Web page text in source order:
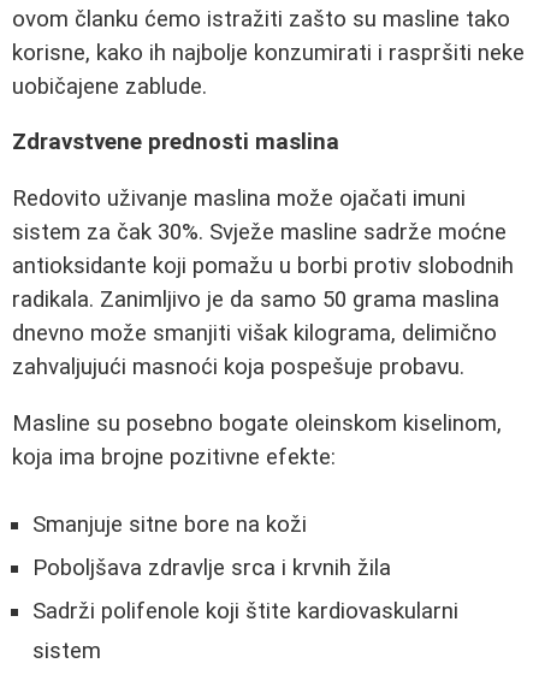
ovom članku ćemo istražiti zašto su masline tako
korisne, kako ih najbolje konzumirati i raspršiti neke
uobičajene zablude.
Zdravstvene prednosti maslina
Redovito uživanje maslina može ojačati imuni
sistem za čak 30%. Svježe masline sadrže moćne
antioksidante koji pomažu u borbi protiv slobodnih
radikala. Zanimljivo je da samo 50 grama maslina
dnevno može smanjiti višak kilograma, delimično
zahvaljujući masnoći koja pospešuje probavu.
Masline su posebno bogate oleinskom kiselinom,
koja ima brojne pozitivne efekte:
Smanjuje sitne bore na koži
Poboljšava zdravlje srca i krvnih žila
Sadrži polifenole koji štite kardiovaskularni
sistem